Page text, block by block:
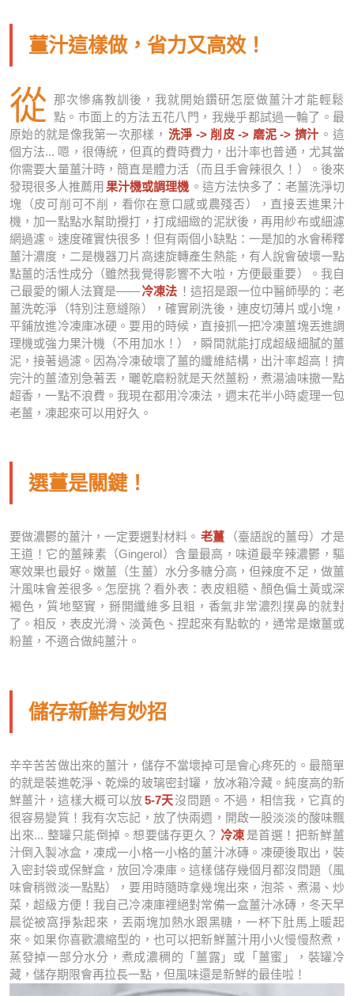
薑汁這樣做，省力又高效！
從 那次慘痛教訓後，我就開始鑽研怎麼做薑汁才能輕鬆
點。市面上的方法五花八門，我幾乎都試過一輪了。最
原始的就是像我第一次那樣， 洗淨 -> 削皮 -> 磨泥 -> 擠汁 。這
個方法... 嗯，很傳統，但真的費時費力，出汁率也普通，尤其當
你需要大量薑汁時，簡直是體力活（而且手會辣很久！）。後來
發現很多人推薦用 果汁機或調理機 。這方法快多了：老薑洗淨切
塊（皮可削可不削，看你在意口感或農殘否），直接丟進果汁
機，加一點點水幫助攪打，打成細緻的泥狀後，再用紗布或細濾
網過濾。速度確實快很多！但有兩個小缺點：一是加的水會稀釋
薑汁濃度，二是機器刀片高速旋轉產生熱能，有人說會破壞一點
點薑的活性成分（雖然我覺得影響不大啦，方便最重要）。我自
己最愛的懶人法寶是——冷凍法 ！這招是跟一位中醫師學的：老
薑洗乾淨（特別注意縫隙），確實刷洗後，連皮切薄片或小塊，
平鋪放進冷凍庫冰硬。要用的時候，直接抓一把冷凍薑塊丟進調
理機或強力果汁機（不用加水！），瞬間就能打成超級細膩的薑
泥，接著過濾。因為冷凍破壞了薑的纖維結構，出汁率超高！擠
完汁的薑渣別急著丟，曬乾磨粉就是天然薑粉，煮湯滷味撒一點
超香，一點不浪費。我現在都用冷凍法，週末花半小時處理一包
老薑，凍起來可以用好久。
選薑是關鍵！
要做濃鬱的薑汁，一定要選對材料。 老薑
（臺語說的薑母）才是
王道！它的薑辣素（Gingerol）含量最高，味道最辛辣濃鬱，驅
寒效果也最好。嫩薑（生薑）水分多糖分高，但辣度不足，做薑
汁風味會差很多。怎麼挑？看外表：表皮粗糙、顏色偏土黃或深
褐色，質地堅實，掰開纖維多且粗，香氣非常濃烈撲鼻的就對
了。相反，表皮光滑、淡黃色、捏起來有點軟的，通常是嫩薑或
粉薑，不適合做純薑汁。
儲存新鮮有妙招
辛辛苦苦做出來的薑汁，儲存不當壞掉可是會心疼死的。最簡單
的就是裝進乾淨、乾燥的玻璃密封罐，放冰箱冷藏。純度高的新
鮮薑汁，這樣大概可以放5-7天沒問題。不過，相信我，它真的
很容易變質！我有次忘記，放了快兩週，開啟一股淡淡的酸味飄
出來... 整罐只能倒掉。想要儲存更久？ 冷凍 是首選！把新鮮薑
汁倒入製冰盒，凍成一小格一小格的薑汁冰磚。凍硬後取出，裝
入密封袋或保鮮盒，放回冷凍庫。這樣儲存幾個月都沒問題（風
味會稍微淡一點點），要用時隨時拿幾塊出來，泡茶、煮湯、炒
菜，超級方便！我自己冷凍庫裡絕對常備一盒薑汁冰磚，冬天早
晨從被窩掙紮起來，丟兩塊加熱水跟黑糖，一杯下肚馬上暖起
來。如果你喜歡濃縮型的，也可以把新鮮薑汁用小火慢慢熬煮，
蒸發掉一部分水分，煮成濃稠的「薑露」或「薑蜜」，裝罐冷
藏，儲存期限會再拉長一點，但風味還是新鮮的最佳啦！